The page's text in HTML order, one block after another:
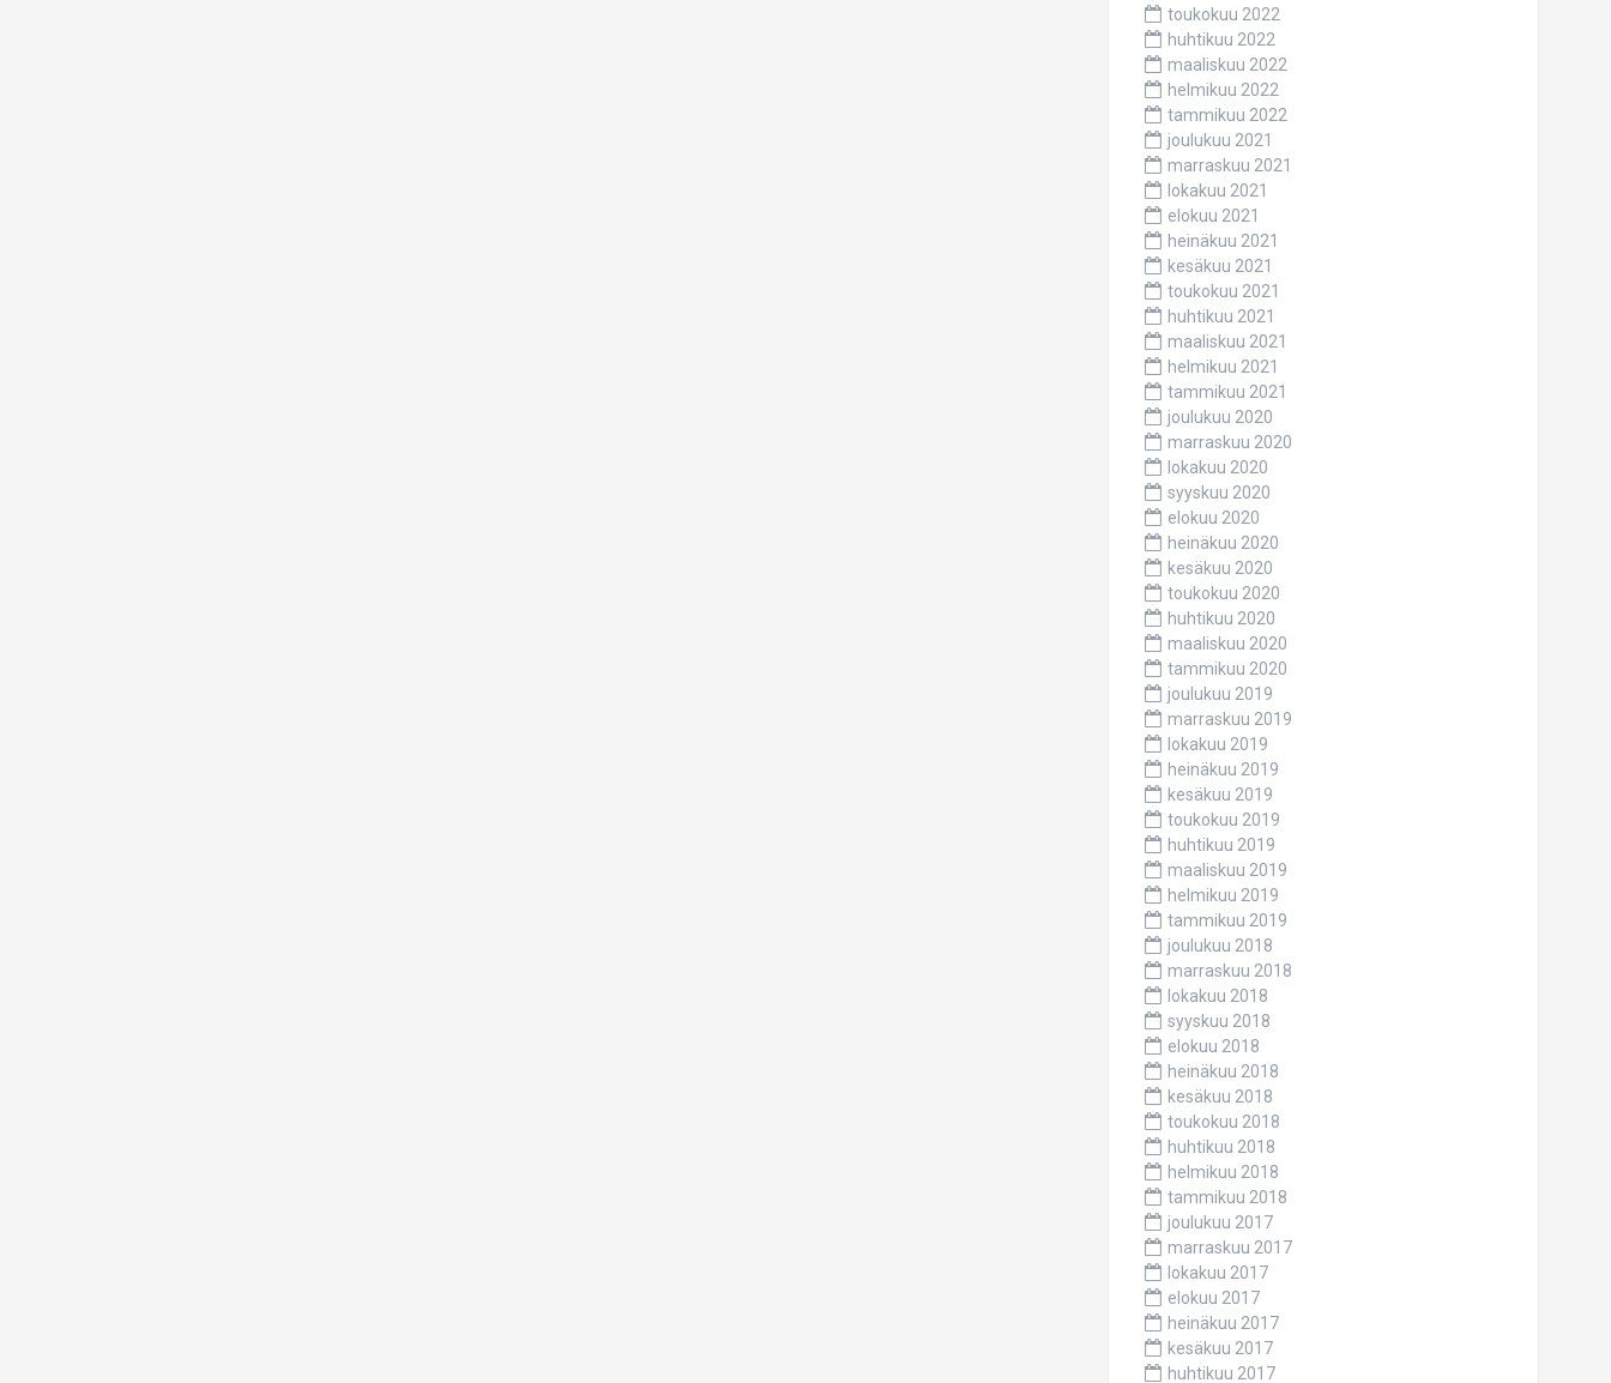
toukokuu 2022
huhtikuu 2022
maaliskuu 2022
helmikuu 2022
tammikuu 2022
joulukuu 2021
marraskuu 2021
lokakuu 2021
elokuu 2021
heinäkuu 2021
kesäkuu 2021
toukokuu 2021
huhtikuu 2021
maaliskuu 2021
helmikuu 2021
tammikuu 2021
joulukuu 2020
marraskuu 2020
lokakuu 2020
syyskuu 2020
elokuu 2020
heinäkuu 2020
kesäkuu 2020
toukokuu 2020
huhtikuu 2020
maaliskuu 2020
tammikuu 2020
joulukuu 2019
marraskuu 2019
lokakuu 2019
heinäkuu 2019
kesäkuu 2019
toukokuu 2019
huhtikuu 2019
maaliskuu 2019
helmikuu 2019
tammikuu 2019
joulukuu 2018
marraskuu 2018
lokakuu 2018
syyskuu 2018
elokuu 2018
heinäkuu 2018
kesäkuu 2018
toukokuu 2018
huhtikuu 2018
helmikuu 2018
tammikuu 2018
joulukuu 2017
marraskuu 2017
lokakuu 2017
elokuu 2017
heinäkuu 2017
kesäkuu 2017
huhtikuu 2017